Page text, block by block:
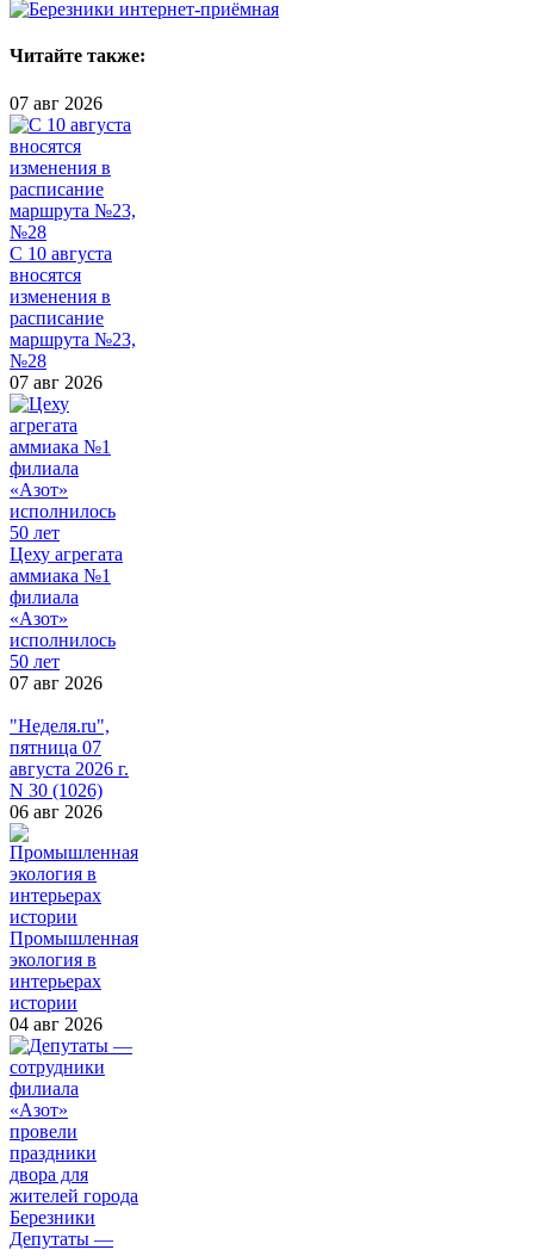
Читайте также:
07 авг 2026
С 10 августа
вносятся
изменения в
расписание
маршрута №23,
№28
07 авг 2026
Цеху агрегата
аммиака №1
филиала
«Азот»
исполнилось
50 лет
07 авг 2026
"Неделя.ru",
пятница 07
августа 2026 г.
N 30 (1026)
06 авг 2026
Промышленная
экология в
интерьерах
истории
04 авг 2026
Депутаты —